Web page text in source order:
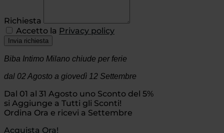
Richiesta
Accetto la Privacy policy
Invia richiesta
Biba Intimo Milano chiude per ferie
dal 02 Agosto a giovedì 12 Settembre
Dal 01 al 31 Agosto uno Sconto del 5%
si Aggiunge a Tutti gli Sconti!
Ordina Ora e ricevi a Settembre
Acquista Ora!